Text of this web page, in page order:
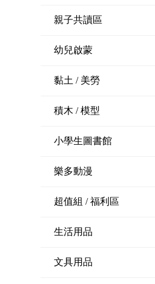
親子共讀區
幼兒啟蒙
黏土 / 美勞
積木 / 模型
小學生圖書館
樂多動漫
超值組 / 福利區
生活用品
文具用品